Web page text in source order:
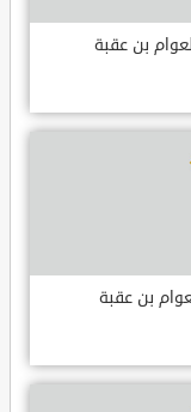
بن عقبة
بن عقبة